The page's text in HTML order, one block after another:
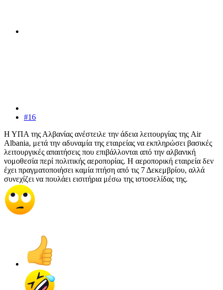
#16
Η ΥΠΑ της Αλβανίας ανέστειλε την άδεια λειτουργίας της Air
Albania, μετά την αδυναμία της εταιρείας να εκπληρώσει βασικές
λειτουργικές απαιτήσεις που επιβάλλονται από την αλβανική
νομοθεσία περί πολιτικής αεροπορίας. Η αεροπορική εταιρεία δεν
έχει πραγματοποιήσει καμία πτήση από τις 7 Δεκεμβρίου, αλλά
συνεχίζει να πουλάει εισιτήρια μέσω της ιστοσελίδας της.